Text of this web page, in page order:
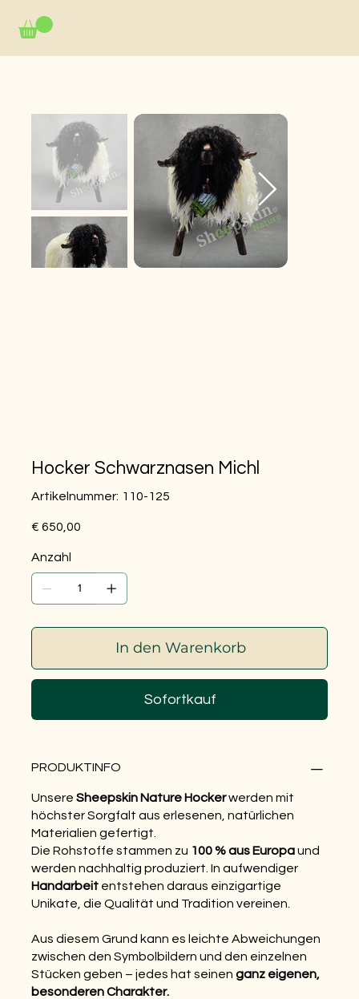
Hocker Schwarznasen Michl
Artikelnummer:
Artikelnummer:
110-
110-125
Preis
€ 650,00
Anzahl
In den Warenkorb
Sofortkauf
PRODUKTINFO
Unsere Sheepskin Nature Hockerwerden mit
höchster Sorgfalt aus erlesenen, natürlichen
Materialien gefertigt.
Die Rohstoffe stammen zu 100 % aus Europaund
werden nachhaltig produziert. In aufwendiger
Handarbeit entstehen daraus einzigartige
Unikate, die Qualität und Tradition vereinen.
Aus diesem Grund kann es leichte Abweichungen
zwischen den Symbolbildern und den einzelnen
Stücken geben – jedes hat seinen ganz eigenen,
besonderen Charakter.